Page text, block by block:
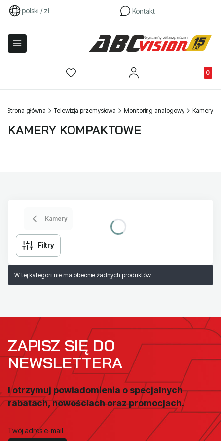
polski / zł Kontakt
Strona główna Telewizja przemysłowa Monitoring analogowy Kamery
KAMERY KOMPAKTOWE
Kamery
Filtry
Lista produktów
W tej kategorii nie ma obecnie żadnych produktów
ZAPISZ SIĘ DO
NEWSLETTERA
I otrzymuj powiadomienia o specjalnych
rabatach, nowościach oraz promocjach.
Twój adres e-mail